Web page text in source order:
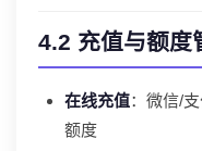
4.2 充值与额度
在线充值：微信/
额度